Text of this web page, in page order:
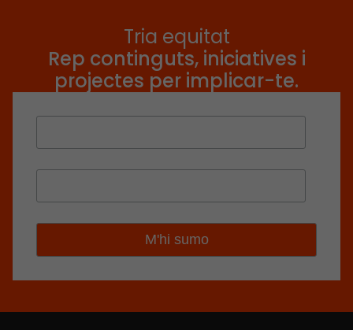
Tria equitat
Rep continguts, iniciatives i
projectes per implicar-te.